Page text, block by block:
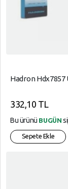
Hadron Hdx7857
332,10 TL
Bu ürünü BUGÜN
Sepete Ekle